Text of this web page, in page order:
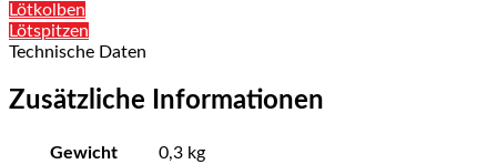
Lötkolben
Lötspitzen
Technische Daten
Zusätzliche Informationen
Gewicht
0,3 kg